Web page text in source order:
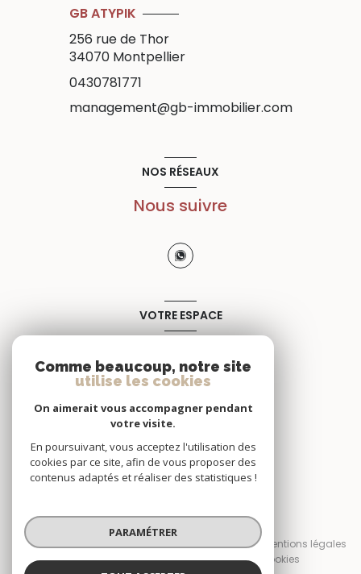
GB ATYPIK
256 rue de Thor
34070 Montpellier
0430781771
management@gb-immobilier.com
NOS RÉSEAUX
Nous suivre
VOTRE ESPACE
© 2026 | Tous droits réservés
Nos honoraires
Nos partenaires
Mentions légales
Admin
Politique RGPD Cookies
Comme beaucoup, notre site
utilise les cookies
On aimerait vous accompagner pendant
votre visite.
En poursuivant, vous acceptez l'utilisation des
cookies par ce site, afin de vous proposer des
contenus adaptés et réaliser des statistiques !
PARAMÉTRER